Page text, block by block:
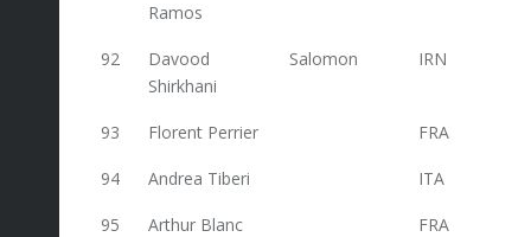
Ramos
92
Davood
Shirkhani
Salomon IRN
93 Florent Perrier FRA
94 Andrea Tiberi ITA
95 Arthur Blanc FRA